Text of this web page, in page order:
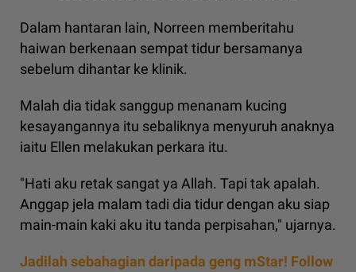
Dalam hantaran lain, Norreen memberitahu
haiwan berkenaan sempat tidur bersamanya
sebelum dihantar ke klinik.
Malah dia tidak sanggup menanam kucing
kesayangannya itu sebaliknya menyuruh anaknya
iaitu Ellen melakukan perkara itu.
"Hati aku retak sangat ya Allah. Tapi tak apalah.
Anggap jela malam tadi dia tidur dengan aku siap
main-main kaki aku itu tanda perpisahan," ujarnya.
Jadilah sebahagian daripada geng mStar! Follow